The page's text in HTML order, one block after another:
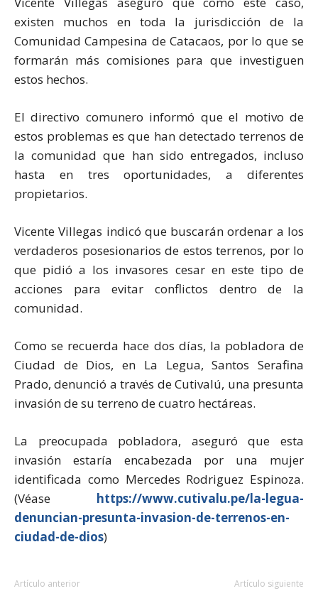
existen muchos en toda la jurisdicción de la
Comunidad Campesina de Catacaos, por lo que se
formarán más comisiones para que investiguen
estos hechos.
El directivo comunero informó que el motivo de
estos problemas es que han detectado terrenos de
la comunidad que han sido entregados, incluso
hasta en tres oportunidades, a diferentes
propietarios.
Vicente Villegas indicó que buscarán ordenar a los
verdaderos posesionarios de estos terrenos, por lo
que pidió a los invasores cesar en este tipo de
acciones para evitar conflictos dentro de la
comunidad.
Como se recuerda hace dos días, la pobladora de
Ciudad de Dios, en La Legua, Santos Serafina
Prado, denunció a través de Cutivalú, una presunta
invasión de su terreno de cuatro hectáreas.
La preocupada pobladora, aseguró que esta
invasión estaría encabezada por una mujer
identificada como Mercedes Rodriguez Espinoza.
(Véase https://www.cutivalu.pe/la-legua-
denuncian-presunta-invasion-de-terrenos-en-
ciudad-de-dios)
Artículo anterior Artículo siguiente